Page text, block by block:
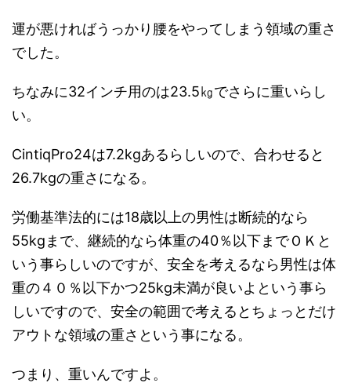
運が悪ければうっかり腰をやってしまう領域の重さ
でした。
ちなみに32インチ用のは23.5㎏でさらに重いらし
い。
CintiqPro24は7.2kgあるらしいので、合わせると
26.7kgの重さになる。
労働基準法的には18歳以上の男性は断続的なら
55kgまで、継続的なら体重の40％以下までＯＫと
いう事らしいのですが、安全を考えるなら男性は体
重の４０％以下かつ25kg未満が良いよという事ら
しいですので、安全の範囲で考えるとちょっとだけ
アウトな領域の重さという事になる。
つまり、重いんですよ。